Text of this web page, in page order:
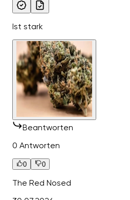
Ist stark
Beantworten
0 Antworten
0 0
The Red Nosed